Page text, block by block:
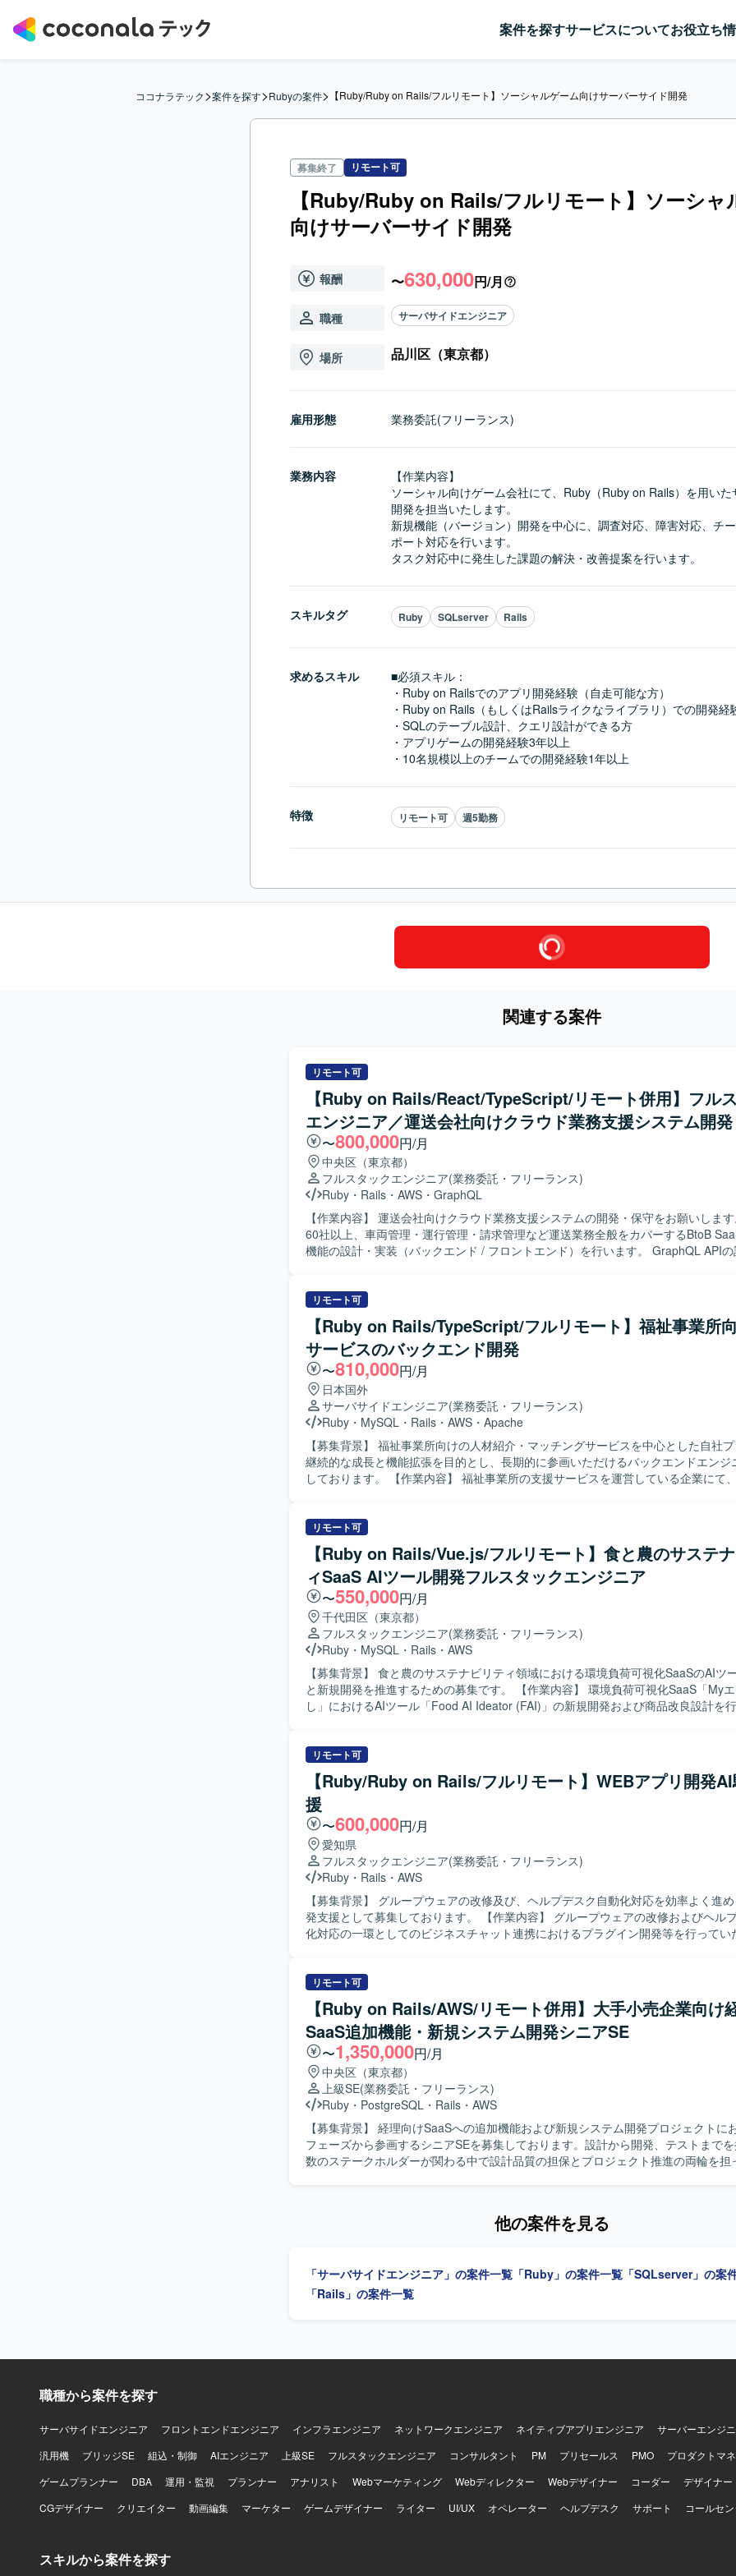
案件を探すサービスについてお役立ち
ココナラテック>案件を探す>Rubyの案件> 【Ruby/Ruby on Rails/フルリモート】ソーシャルゲーム向けサーバーサイド開発
募集終了 リモート可
【Ruby/Ruby on Rails/フルリモート】ソーシャ
向けサーバーサイド開発
報酬 〜630,000円/月
職種 サーバサイドエンジニア
場所 品川区（東京都）
雇用形態 業務委託(フリーランス)
業務内容
【作業内容】
ソーシャル向けゲーム会社にて、Ruby（Ruby on Rails）を用いた
開発を担当いたします。
新規機能（バージョン）開発を中心に、調査対応、障害対応、チ
ポート対応を行います。
タスク対応中に発生した課題の解決・改善提案を行います。
スキルタグ Ruby SQLserver Rails
求めるスキル
■必須スキル：
・Ruby on Railsでのアプリ開発経験（自走可能な方）
・Ruby on Rails（もしくはRailsライクなライブラリ）での開発経
・SQLのテーブル設計、クエリ設計ができる方
・アプリゲームの開発経験3年以上
・10名規模以上のチームでの開発経験1年以上
特徴 リモート可 週5勤務
関連する案件
リモート可
【Ruby on Rails/React/TypeScript/リモート併用】フル
エンジニア／運送会社向けクラウド業務支援システム開
〜800,000円/月
中央区（東京都）
フルスタックエンジニア(業務委託・フリーランス)
Ruby ・ Rails ・ AWS ・ GraphQL
【作業内容】 運送会社向けクラウド業務支援システムの開発・保守をお願いしま
60社以上、車両管理・運行管理・請求管理など運送業務全般をカバーするBtoB
機能の設計・実装（バックエンド / フロントエンド）を行います。 GraphQL API
: Ruby 3.2 / Rails 7.1 フロントエンド : React 18 / TypeScript 5.1 / Apollo Client
ザインツール：Figma など データベース : Amazon RDS インフラ : AWS (ECS) バ
理 : Git/GitHub コミュニケーション/タスク管理 : Slack, Google Meet, Notion を利
す。
リモート可
【Ruby on Rails/TypeScript/フルリモート】福祉事業所
サービスのバックエンド開発
〜810,000円/月
日本国外
サーバサイドエンジニア(業務委託・フリーランス)
Ruby ・ MySQL ・ Rails ・ AWS ・ Apache
【募集背景】 福祉事業所向けの人材紹介・マッチングサービスを中心とした自社
継続的な成長と機能拡張を目的とし、長期的に参画いただけるバックエンドエンジ
しております。 【作業内容】 福祉事業所の支援サービスを運営している企業にて、自社サービ
産性向上のための開発など、多岐にわたる開発案件に携わっていただきます。 5年
るプロダクトのため、既存の開発基盤や組織風土をキャッチアップいただきつつ、
開発に参画していただきます。 フルサイクル型のプロダクト開発現場として、数人
ロジェクトにおける要件定義〜設計〜実装〜テストまでの各工程を、計画策定から
担当いただきます。 また、アーキテクチャ選定やパフォーマンス改善などの技術的
いて、自ら根拠を持って意思決定し、若手メンバーの多いチームを率いていただきます
める人物像】 プロダクトや事業内容への理解を深めながら、安定的かつ長期的に参
る方を求めております。複数のエンジニア、PdM、デザイナーと密に協働しながら
る環境のため、コラボレーションとコミュニケーションを大切にし、自発的に周囲
がら課題解決に取り組める方にマッチいたします。 明確なアーキテクチャが存在
も、業務の背景や全体像を把握したうえで自ら考えて推進できる方や、各案件につ
な機能理解にとどまらず、用いられている技術や直面した課題、その対応策といっ
ーザー価値の向上に直接貢献できるポジションです。フルサイクルで開発工程を担
め、要件定義から実装・テストまで一貫した経験を積むことができ、アーキテクチ
フォーマンス改善など技術的な意思決定にも主体的に関わることができます。若手
多いチームを率いる経験を通じて、技術的リードやチームビルディングのスキルも
だけます。 【開発環境】 バックエンドはRuby、Ruby on Railsを中心とし、フロントエンドに
はTypeScript、React.js、Jest、CodeceptJS、Playwright、Storybookなどを活用し
す。インフラはAWS（ALB、Fargate、Aurora、S3、Lambda、CloudFront、
WAFなど）上に構築されており、Dockerを使用したコンテナ環境で運用しておりま
ベースはMySQL、Redis、Elasticsearchを利用し、Nginxを用いた構成となっており
フローではGithub、GitHub ActionsやJenkins、Slackを活用し、Datadog、Fluentd
BigQuery、Redashなどによるモニタリングやデータ分析の仕組みが整っておりま
リモート可
【Ruby on Rails/Vue.js/フルリモート】食と農のサステ
ィSaaS AIツール開発フルスタックエンジニア
〜550,000円/月
千代田区（東京都）
フルスタックエンジニア(業務委託・フリーランス)
Ruby ・ MySQL ・ Rails ・ AWS
【募集背景】 食と農のサステナビリティ領域における環境負荷可視化SaaSのAIツ
と新規開発を推進するための募集です。 【作業内容】 環境負荷可視化SaaS「Myエコものさ
し」におけるAIツール「Food AI Ideator (FAI)」の新規開発および商品改良設計を
ていただきます。GCP（Vertex AI等）やAIコーディングツールを組み合わせた先進
の実装に携わり、3～5人程度のチームでアジャイルな機能開発およびコード管理・
ト推進を行っていただきます。要件定義から基本設計、詳細設計、実装、テスト、
守、プロダクト改良まで一貫して関わっていただきます。 【求める人物像】 システム全体の設
計や仕組みづくり、アーキテクチャの選定に主体的に挑戦したい方を求めています
ロダクトを0→1で育てる過程に興味があり、スタートアップでの開発に深く関わり
ッチします。サステナビリティ分野（環境問題、食・農の課題解決）への興味・関
の方を歓迎いたします。 【ポジションの魅力】 環境負荷可視化という社会的意義の高い領域
で、自社SaaSプロダクトのAIツール開発にフルスタックで関わることができます。
ップならではのスピード感の中で、クライアントの声を直接プロダクトに反映させ
むことができ、GCP（Vertex AI等）や最新のAIコーディングツールを活用した先
携わることができます。 【開発環境】 フロントエンドはVue.js 3系およびNuxt.js 3系、バック
GCP（Vertex AIなど）を組み合わせ、CIにはCircleCIを利用しています。開発ツール
GitHub, Github Projects, Notion, Teams, Slack, Google Meet、AIコーディングツー
Visual Studio Code, Cursor, Claude Code, Gemini CLIを使用しています。
リモート可
【Ruby/Ruby on Rails/フルリモート】WEBアプリ開発
援
〜600,000円/月
愛知県
フルスタックエンジニア(業務委託・フリーランス)
Ruby ・ Rails ・ AWS
【募集背景】 グループウェアの改修及び、ヘルプデスク自動化対応を効率よく進
発支援として募集しております。 【作業内容】 グループウェアの改修およびヘルプデスク自動
化対応の一環としてのビジネスチャット連携におけるプラグイン開発等を行ってい
場優先で物事を考えられるマインドをお持ちの方を求めております。協調性や積極
コミュニケーションを取りながら開発を進めていただける方です。 【ポジションの魅力】 AI駆
動による効率的な開発を経験することができ、Cloude Codeを活用したバグやセキ
ンシデント対応に携わることで、高度な開発スキルやセキュリティに関する知見を
だけます。 【開発環境】 アジャイル開発手法を用いた環境で、AWSなどのインフラやAI駆動の
技術を活用して開発を行っていただきます。
リモート可
【Ruby on Rails/AWS/リモート併用】大手小売企業向け
SaaS追加機能・新規システム開発シニアSE
〜1,350,000円/月
中央区（東京都）
上級SE(業務委託・フリーランス)
Ruby ・ PostgreSQL ・ Rails ・ AWS
【募集背景】 経理向けSaaSへの追加機能および新規システム開発プロジェクトに
フェーズから参画するシニアSEを募集しております。設計から開発、テストまで
数のステークホルダーが関わる中で設計品質の担保とプロジェクト推進の両輪を担
応じた技術検証・PoCを実施していただきます。プロダクトチームや関係各社との
っていただきます。 【求める人物像】 曖昧な課題を自ら整理し、たたき台を作って前に進めら
れる方を求めております。実装だけでなく、ドキュメントや資料作成、関係者調整
決までの道筋を示せる方にご活躍いただけます。 【ポジションの魅力】 経理向けSaaSの追加
PoCなど、モダンな技術スタックを活かした上流工程中心の業務に携わることがで
【開発環境】 バックエンドはGo、Ruby on Rails、Unicorn、Nginx、PostgreSQL、
Docker、Elasticsearchなどを利用しております。フロントエンドはTypeScript、
AWS（EC2、RDS、ElastiCache、S3、ElasticsearchService、Lambda、
ど）、Ansible、Datadog、CircleCI、Engine Yardなどを利用しております。その他
他の案件を見る
「サーバサイドエンジニア」の案件一覧 「Ruby」の案件一覧 「SQLserver」の案
「Rails」の案件一覧
職種から案件を探す
サーバサイドエンジニア フロントエンドエンジニア インフラエンジニア ネットワークエンジニア ネイティブアプリエンジニア サーバーエンジ
汎用機
ブリッジSE 組込・制御 AIエンジニア 上級SE フルスタックエンジニア コンサルタント PM プリセールス PMO プロダクトマ
ゲームプランナー
DBA 運用・監視 プランナー アナリスト Webマーケティング Webディレクター Webデザイナー コーダー デザイナー
CGデザイナー
クリエイター 動画編集 マーケター ゲームデザイナー ライター UI/UX オペレーター ヘルプデスク サポート コールセ
スキルから案件を探す